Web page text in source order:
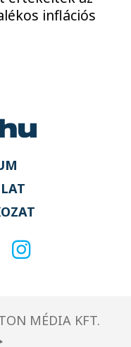
inflációs
MÉDIA KFT.